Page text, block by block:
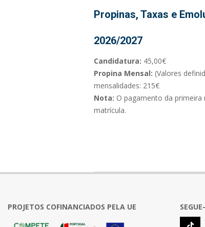
Propinas, Taxas e
2026/2027
Candidatura: 45,00€
Propina Mensal: (Valores
mensalidades: 215€
Nota: O pagamento da
matrícula.
2024-
PROJETOS COFINANCIADOS PELA UE